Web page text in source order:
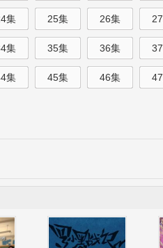
集 25集 26集
集 35集 36集
集 45集 46集